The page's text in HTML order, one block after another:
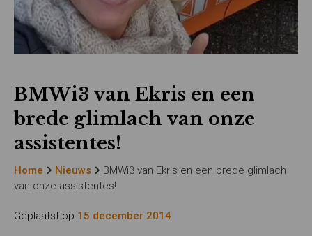
BMWi3 van Ekris en een
brede glimlach van onze
assistentes!
Home Nieuws
BMWi3 van Ekris en een brede glimlach
van onze assistentes!
Geplaatst op 15 december 2014